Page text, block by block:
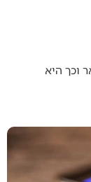
וכך היא